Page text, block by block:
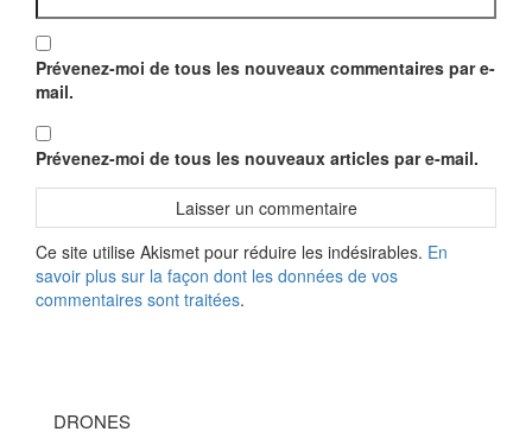
Prévenez-moi de tous les nouveaux commentaires par e-
mail.
Prévenez-moi de tous les nouveaux articles par e-mail.
Ce site utilise Akismet pour réduire les indésirables. En
savoir plus sur la façon dont les données de vos
commentaires sont traitées.
DRONES